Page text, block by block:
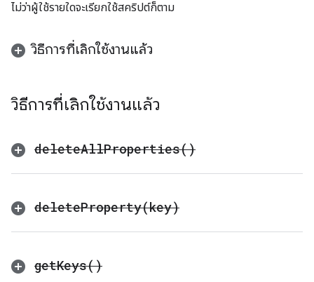
ไม่ว่าผู้ใช้รายใดจะเรียกใช้สคริปต์ก็ตาม
วิธีการที่เลิกใช้งานแล้ว
วิธีการที่เลิกใช้งานแล้ว
deleteAllProperties()
deleteProperty(key)
getKeys()